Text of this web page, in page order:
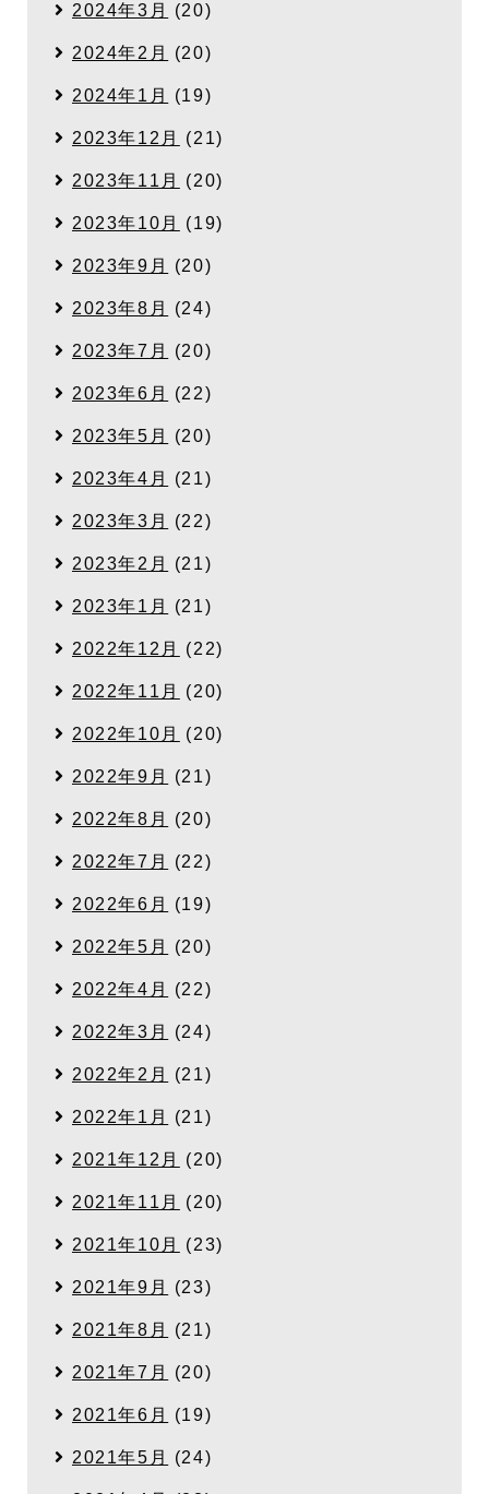
2024年3月 (20)
2024年2月 (20)
2024年1月 (19)
2023年12月 (21)
2023年11月 (20)
2023年10月 (19)
2023年9月 (20)
2023年8月 (24)
2023年7月 (20)
2023年6月 (22)
2023年5月 (20)
2023年4月 (21)
2023年3月 (22)
2023年2月 (21)
2023年1月 (21)
2022年12月 (22)
2022年11月 (20)
2022年10月 (20)
2022年9月 (21)
2022年8月 (20)
2022年7月 (22)
2022年6月 (19)
2022年5月 (20)
2022年4月 (22)
2022年3月 (24)
2022年2月 (21)
2022年1月 (21)
2021年12月 (20)
2021年11月 (20)
2021年10月 (23)
2021年9月 (23)
2021年8月 (21)
2021年7月 (20)
2021年6月 (19)
2021年5月 (24)